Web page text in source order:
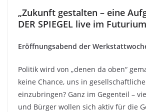
„Zukunft gestalten – eine
DER SPIEGEL live im
Eröffnungsabend der
Politik wird von „denen da oben“
keine Chance, uns in gesellschaftliche
einzubringen? Ganz im Gegenteil –
und Bürger wollen sich aktiv für die